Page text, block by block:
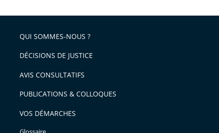
arriver
après
l'article
pour
avant
QUI SOMMES-NOUS ?
DÉCISIONS DE JUSTICE
AVIS CONSULTATIFS
PUBLICATIONS & COLLOQUES
VOS DÉMARCHES